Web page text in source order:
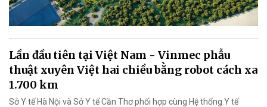
Lần đầu tiên tại Việt Nam - Vinmec phẫu
thuật xuyên Việt hai chiều bằng robot cách xa
1.700 km
Sở Y tế Hà Nội và Sở Y tế Cần Thơ phối hợp cùng Hệ thống Y tế